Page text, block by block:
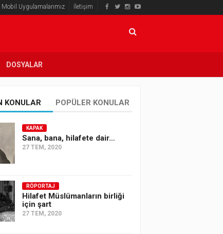
Mobil Uygulamalarımız İletişim
DOSYALAR
KONULAR POPÜLER KONULAR
KAPAK
Sana, bana, hilafete dair…
27 TEM, 2020
RÖPORTAJ
Hilafet Müslümanların birliği
için şart
27 TEM, 2020